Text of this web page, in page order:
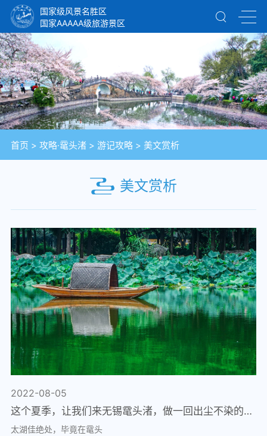
国家级风景名胜区
国家AAAAA级旅游景区
首页 > 攻略·鼋头渚> 游记攻略> 美文赏析
美文赏析
2022-08-05
这个夏季，让我们来无锡鼋头渚，做一回出尘不染的夏雨荷吧
太湖佳绝处，毕竟在鼋头